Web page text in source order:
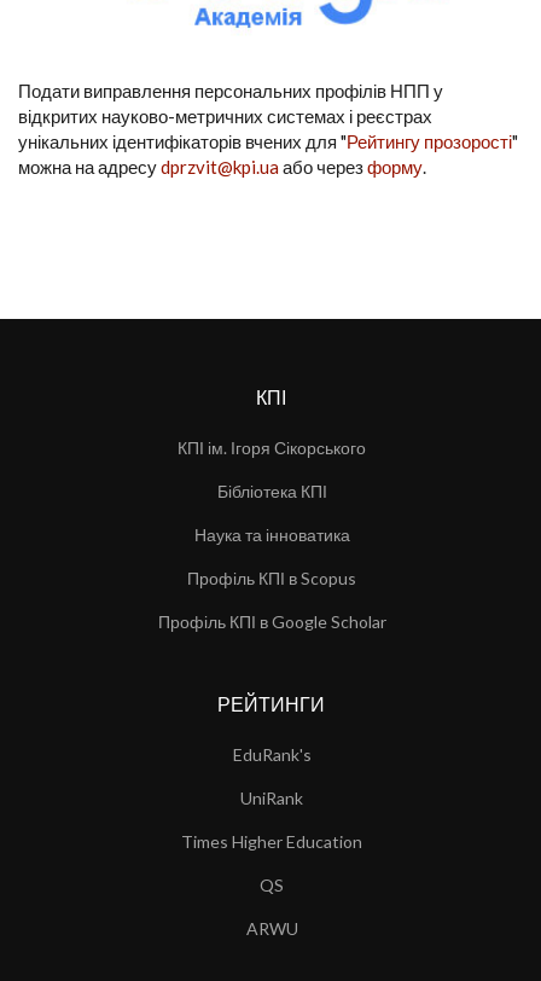
Подати виправлення персональних профілів НПП у
відкритих науково-метричних системах і реєстрах
унікальних ідентифікаторів вчених для "Рейтингу прозорості"
можна на адресуdprzvit@kpi.uaабо черезформу.
КПІ
КПІ ім. Ігоря Сікорського
Бібліотека КПІ
Наука та інноватика
Профіль КПІ в Scopus
Профіль КПІ в Google Scholar
РЕЙТИНГИ
EduRank's
UniRank
Times Higher Education
QS
ARWU